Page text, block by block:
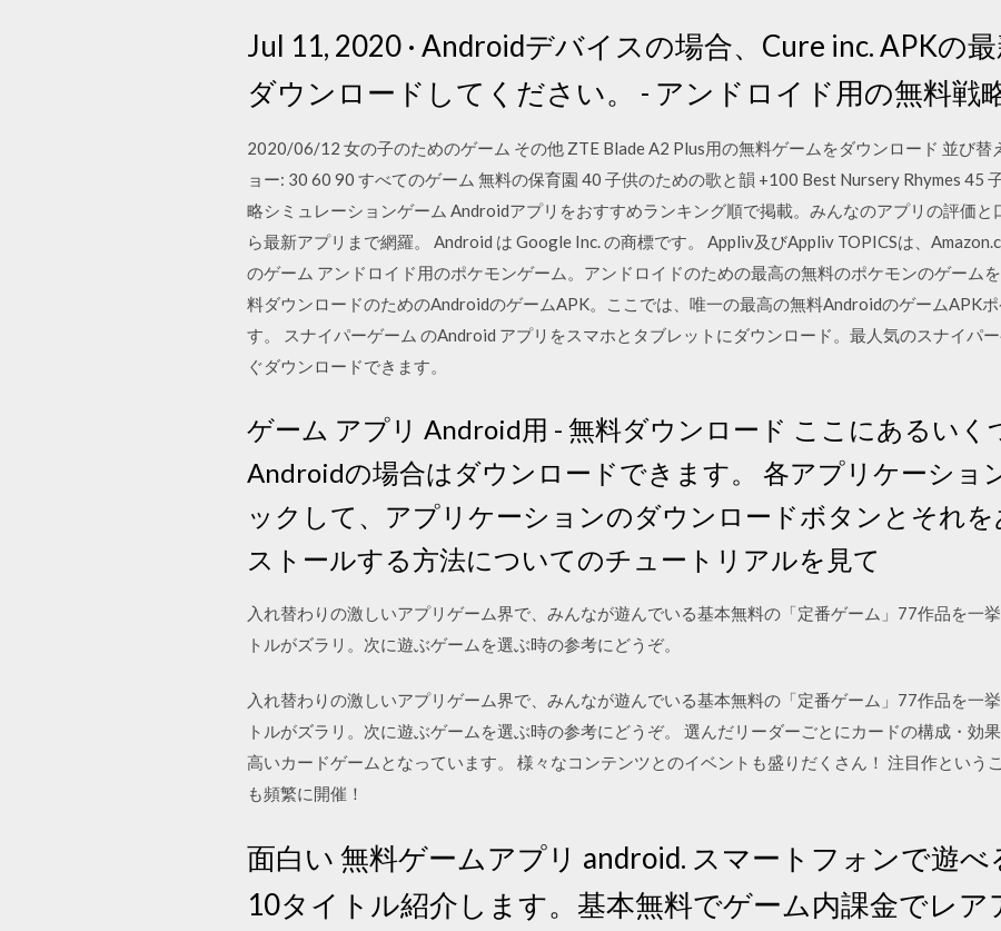
Jul 11, 2020 · Androidデバイスの場合、Cure inc. APKの
ダウンロードしてください。 - アンドロイド用の無料戦
2020/06/12 女の子のためのゲーム その他 ZTE Blade A2 Plus用の無料ゲームをダウンロード 並び替
ョー: 30 60 90 すべてのゲーム 無料の保育園 40 子供のための歌と韻 +100 Best Nursery Rhymes 45
略シミュレーションゲーム Androidアプリをおすすめランキング順で掲載。みんなのアプリの評価
ら最新アプリまで網羅。 Android は Google Inc. の商標です。 Appliv及びAppliv TOPICSは、
のゲーム アンドロイド用のポケモンゲーム。アンドロイドのための最高の無料のポケモンのゲーム
料ダウンロードのためのAndroidのゲームAPK。ここでは、唯一の最高の無料AndroidのゲームAPK
す。 スナイパーゲーム のAndroid アプリをスマホとタブレットにダウンロード。最人気のスナイパ
ぐダウンロードできます。
ゲーム アプリ Android用 - 無料ダウンロード ここにあるいく
Androidの場合はダウンロードできます。 各アプリケーショ
ックして、アプリケーションのダウンロードボタンとそれ
ストールする方法についてのチュートリアルを見て
入れ替わりの激しいアプリゲーム界で、みんなが遊んでいる基本無料の「定番ゲーム」77作品を一
トルがズラリ。次に遊ぶゲームを選ぶ時の参考にどうぞ。
入れ替わりの激しいアプリゲーム界で、みんなが遊んでいる基本無料の「定番ゲーム」77作品を一
トルがズラリ。次に遊ぶゲームを選ぶ時の参考にどうぞ。 選んだリーダーごとにカードの構成・効
高いカードゲームとなっています。 様々なコンテンツとのイベントも盛りだくさん！ 注目作という
も頻繁に開催！
面白い 無料ゲームアプリ android. スマートフォンで遊
10タイトル紹介します。基本無料でゲーム内課金でレ